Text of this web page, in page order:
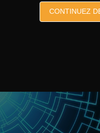
CONTINUEZ